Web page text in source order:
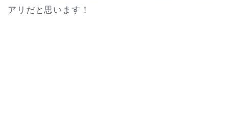
アリだと思います！